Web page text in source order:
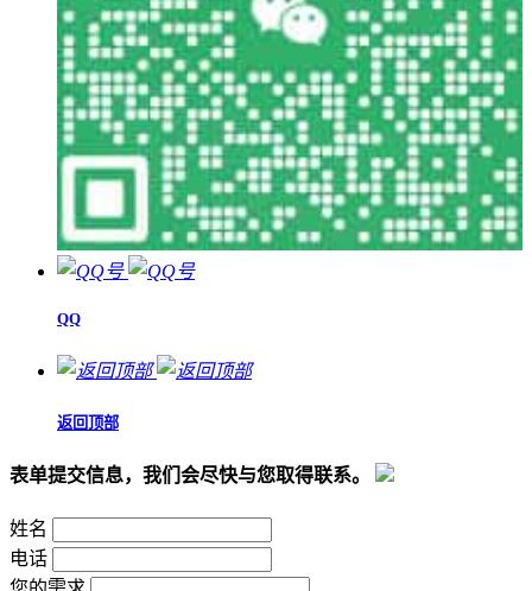
QQ
返回顶部
表单提交信息，我们会尽快与您取得联系。
姓名
电话